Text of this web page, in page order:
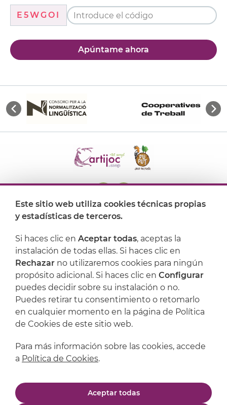
E5WGOI
Apúntame ahora
Dónde encontrarnos
Artijoc
Soporte
Política de privacidad
Este sitio web utiliza cookies técnicas propias
y estadísticas de terceros.
Si haces clic en Aceptar todas, aceptas la
instalación de todas ellas. Si haces clic en
Rechazar no utilizaremos cookies para ningún
propósito adicional. Si haces clic en Configurar
puedes decidir sobre su instalación o no.
Puedes retirar tu consentimiento o retomarlo
en cualquier momento en la página de Política
de Cookies de este sitio web.
Para más información sobre las cookies, accede
a Política de Cookies.
Aceptar todas